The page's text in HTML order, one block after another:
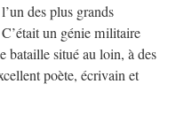
des plus grands
un génie militaire
bataille situé au loin, à des
poète, écrivain et